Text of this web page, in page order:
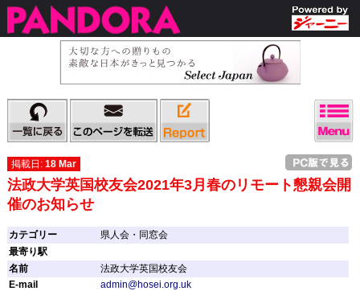
掲載日: 18 Mar
法政大学英国校友会2021年3月春のリモート懇親会開
催のお知らせ
カテゴリー
県人会・同窓会
最寄り駅
名前
法政大学英国校友会
E-mail
admin@hosei.org.uk